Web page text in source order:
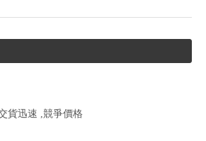
貨迅速 ,競爭價格